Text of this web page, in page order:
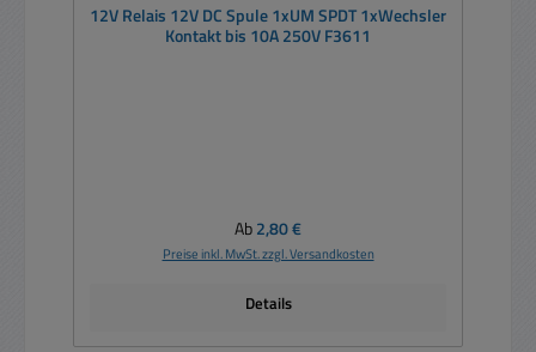
12V Relais 12V DC Spule 1xUM SPDT 1xWechsler
Kontakt bis 10A 250V F3611
Regulärer Preis:
Ab2,80 €
Preise inkl. MwSt. zzgl. Versandkosten
Details